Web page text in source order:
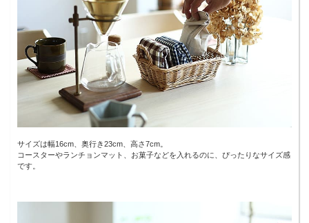
サイズは幅16cm、奥行き23cm、高さ7cm。
コースターやランチョンマット、お菓子などを入れるのに、ぴったりなサイズ感
です。